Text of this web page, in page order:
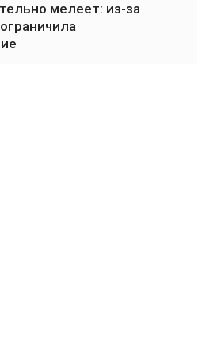
мелеет: из-за